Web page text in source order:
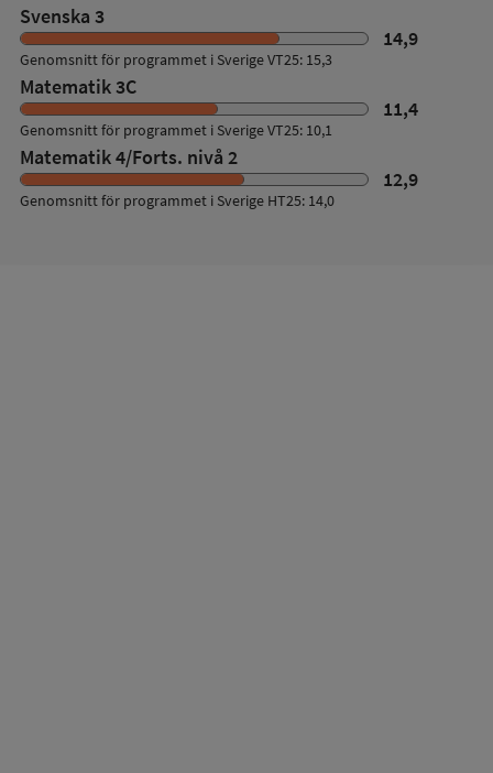
Svenska 3
14,9
Genomsnitt för programmet i Sverige VT25: 15,3
Matematik 3C
11,4
Genomsnitt för programmet i Sverige VT25: 10,1
Matematik 4/Forts. nivå 2
12,9
Genomsnitt för programmet i Sverige HT25: 14,0